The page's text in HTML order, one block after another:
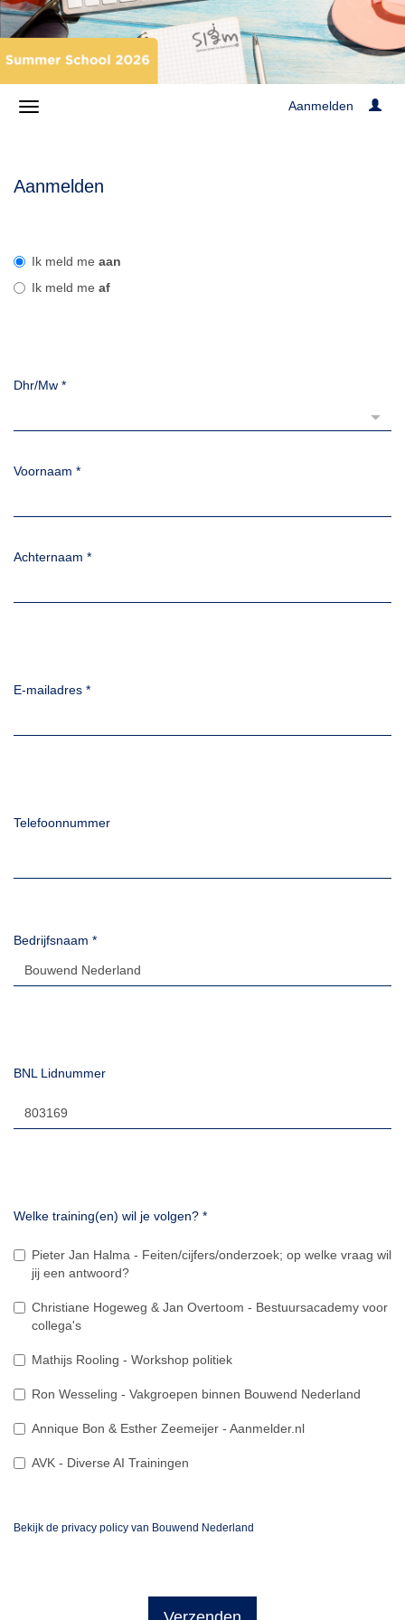
Aanmelden
Aanmelden
Ik meld me aan
Ik meld me af
Dhr/Mw *
Voornaam *
Achternaam *
E-mailadres *
Telefoonnummer
Bedrijfsnaam *
BNL Lidnummer
Welke training(en) wil je volgen? *
Pieter Jan Halma - Feiten/cijfers/onderzoek; op welke vraag wil
jij een antwoord?
Christiane Hogeweg & Jan Overtoom - Bestuursacademy voor
collega's
Mathijs Rooling - Workshop politiek
Ron Wesseling - Vakgroepen binnen Bouwend Nederland
Annique Bon & Esther Zeemeijer - Aanmelder.nl
AVK - Diverse AI Trainingen
Bekijk de privacy policy van Bouwend Nederland